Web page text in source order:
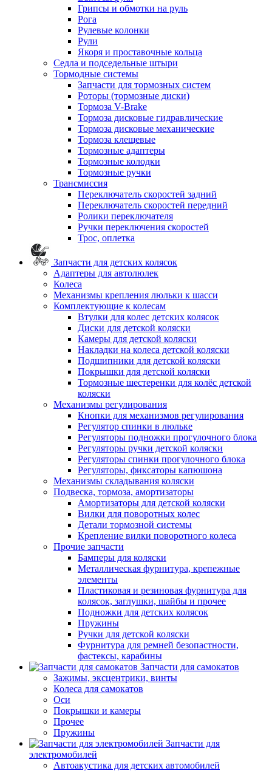
Грипсы и обмотки на руль
Рога
Рулевые колонки
Рули
Якоря и проставочные кольца
Седла и подседельные штыри
Тормодные системы
Запчасти для тормозных систем
Роторы (тормозные диски)
Тормоза V-Brake
Тормоза дисковые гидравлические
Тормоза дисковые механические
Тормоза клещевые
Тормозные адаптеры
Тормозные колодки
Тормозные ручки
Трансмиссия
Переключатель скоростей задний
Переключатель скоростей передний
Ролики переключателя
Ручки переключения скоростей
Трос, оплетка
Запчасти для детских колясок
Адаптеры для автолюлек
Колеса
Механизмы крепления люльки к шасси
Комплектующие к колесам
Втулки для колес детских колясок
Диски для детской коляски
Камеры для детской коляски
Накладки на колеса детской коляски
Подшипники для детской коляски
Покрышки для детской коляски
Тормозные шестеренки для колёс детской
коляски
Механизмы регулирования
Кнопки для механизмов регулирования
Регулятор спинки в люльке
Регуляторы подножки прогулочного блока
Регуляторы ручки детской коляски
Регуляторы спинки прогулочного блока
Регуляторы, фиксаторы капюшона
Механизмы складывания коляски
Подвеска, тормоза, амортизаторы
Амортизаторы для детской коляски
Вилки для поворотных колес
Детали тормозной системы
Крепление вилки поворотного колеса
Прочие запчасти
Бамперы для коляски
Металлическая фурнитура, крепежные
элементы
Пластиковая и резиновая фурнитура для
колясок, заглушки, шайбы и прочее
Подножки для детских колясок
Пружины
Ручки для детской коляски
Фурнитура для ремней безопастности,
фастексы, карабины
Запчасти для самокатов
Зажимы, эксцентрики, винты
Колеса для самокатов
Оси
Покрышки и камеры
Прочее
Пружины
Запчасти для
электромобилей
Автоакустика для детских автомобилей